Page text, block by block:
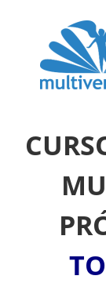
conteúdo